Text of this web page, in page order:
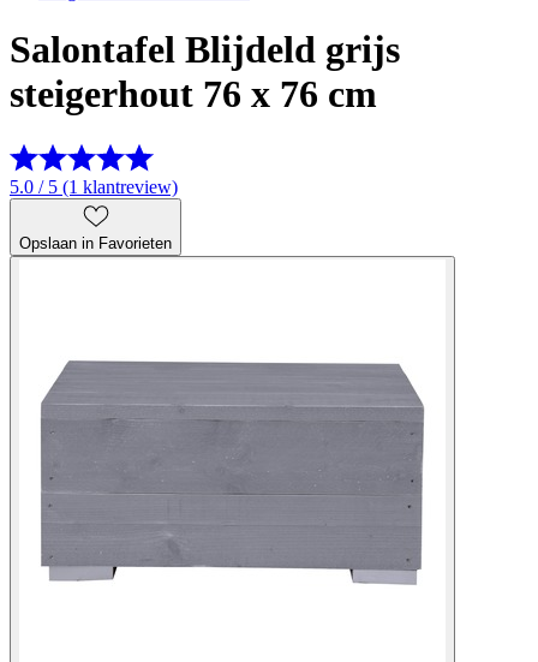
Salontafel Blijdeld grijs
steigerhout 76 x 76 cm
5.0 / 5 (1 klantreview)
Opslaan in Favorieten